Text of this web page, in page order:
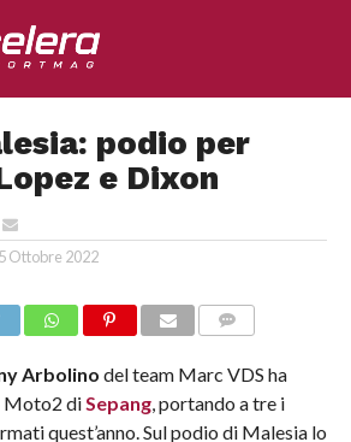
podio per
e Dixon
Ottobre 2022
Arbolino del team Marc VDS ha
Moto2 diSepang, portando a tre i
quest’anno. Sul podio di Malesia lo